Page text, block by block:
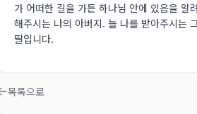
가 어떠한 길을 가든 하나님 안에 있음을 알
해주시는 나의 아버지. 늘 나를 받아주시는
딸입니다.
목록으로